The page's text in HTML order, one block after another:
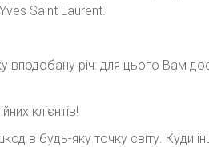
Saint Laurent.
вподобану річ: для цього Вам
клієнтів!
в будь-яку точку світу. Куди